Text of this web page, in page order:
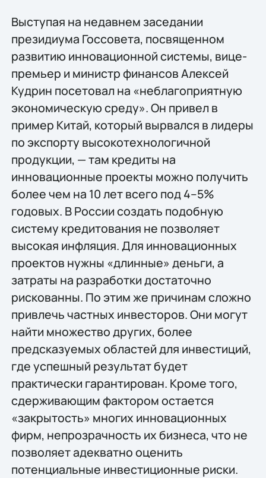
Выступая на недавнем заседании
президиума Госсовета, посвященном
развитию инновационной системы, вице-
премьер и министр финансов Алексей
Кудрин посетовал на «неблагоприятную
экономическую среду». Он привел в
пример Китай, который вырвался в лидеры
по экспорту высокотехнологичной
продукции, — там кредиты на
инновационные проекты можно получить
более чем на 10 лет всего под 4–5%
годовых. В России создать подобную
систему кредитования не позволяет
высокая инфляция. Для инновационных
проектов нужны «длинные» деньги, а
затраты на разработки достаточно
рискованны. По этим же причинам сложно
привлечь частных инвесторов. Они могут
найти множество других, более
предсказуемых областей для инвестиций,
где успешный результат будет
практически гарантирован. Кроме того,
сдерживающим фактором остается
«закрытость» многих инновационных
фирм, непрозрачность их бизнеса, что не
позволяет адекватно оценить
потенциальные инвестиционные риски.